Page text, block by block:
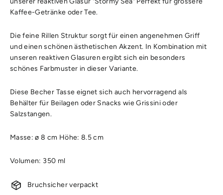
Kaffee-Getränke oder Tee.
Die feine Rillen Struktur sorgt für einen angenehmen Griff
und einen schönen ästhetischen Akzent. In Kombination mit
unseren reaktiven Glasuren ergibt sich ein besonders
schönes Farbmuster in dieser Variante.
Diese Becher Tasse eignet sich auch hervorragend als
Behälter für Beilagen oder Snacks wie Grissini oder
Salzstangen.
Masse: ø 8 cm Höhe: 8.5 cm
Volumen: 350 ml
Bruchsicher verpackt